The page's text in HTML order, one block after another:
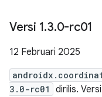
Versi 1.3.0-rc01
12 Februari 2025
3.0-rc01
dirilis.